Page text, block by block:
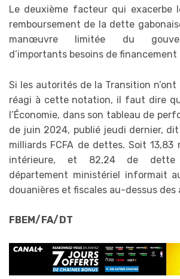
Le deuxième facteur qui exacerbe
remboursement de la dette
manœuvre limitée du
d’importants besoins de
Si les autorités de la Transition
réagi à cette notation, il faut dire
l’Économie, dans son tableau de
de juin 2024, publié jeudi dernier,
milliards FCFA de dettes. Soit
intérieure, et 82,24 de dette
département ministériel informait
douanières et fiscales au-dessus
FBEM/FA/DT